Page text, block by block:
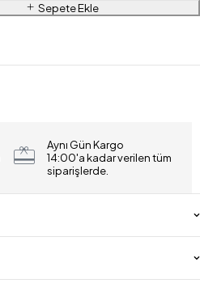
Sepete Ekle
Aynı Gün Kargo
14:00'a kadar verilen tüm
siparişlerde.